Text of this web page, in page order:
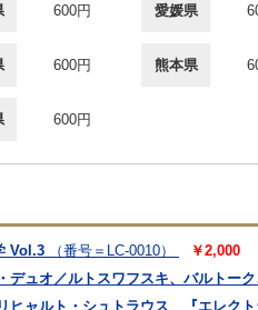
600円 愛媛県
600円 熊本県
600円
Vol.3 （番号＝LC-0010）
￥2,000
デュオ／ルトスワフスキ、バルトー
ヒャルト・シュトラウス 『エレク